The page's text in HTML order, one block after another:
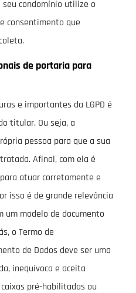
seu condomínio utilize o
consentimento que
de portaria para
e importantes da LGPD é
titular. Ou seja, a
pessoa para que a sua
Afinal, com ela é
atuar corretamente e
isso é de grande relevância
um modelo de documento
o Termo de
de Dados deve ser uma
inequívoca e aceita
pré-habilitadas ou